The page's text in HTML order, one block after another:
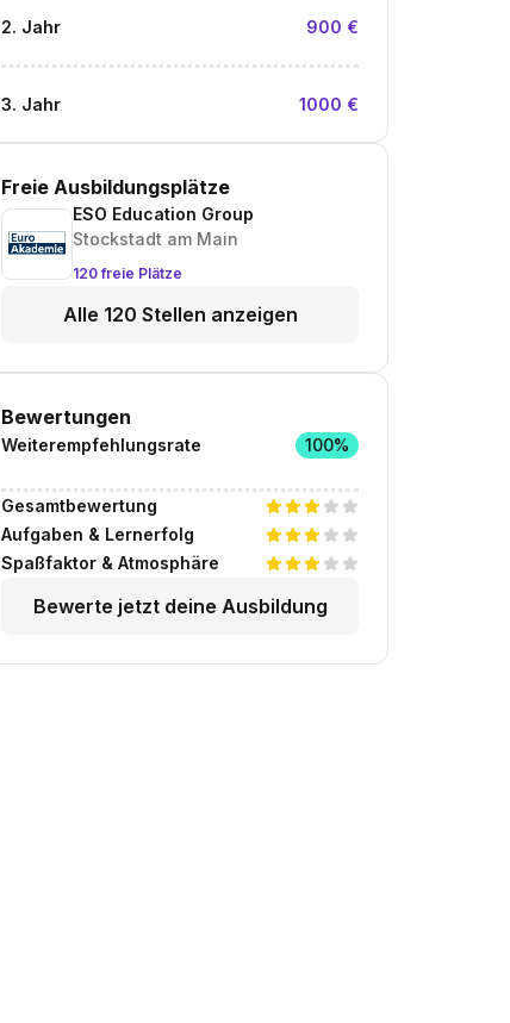
2. Jahr 900 €
3. Jahr 1000 €
Freie Ausbildungsplätze
ESO Education Group
Stockstadt am Main
120 freie Plätze
Alle 120 Stellen anzeigen
Bewertungen
Weiterempfehlungsrate 100%
Gesamtbewertung
Aufgaben & Lernerfolg
Spaßfaktor & Atmosphäre
Bewerte jetzt deine Ausbildung